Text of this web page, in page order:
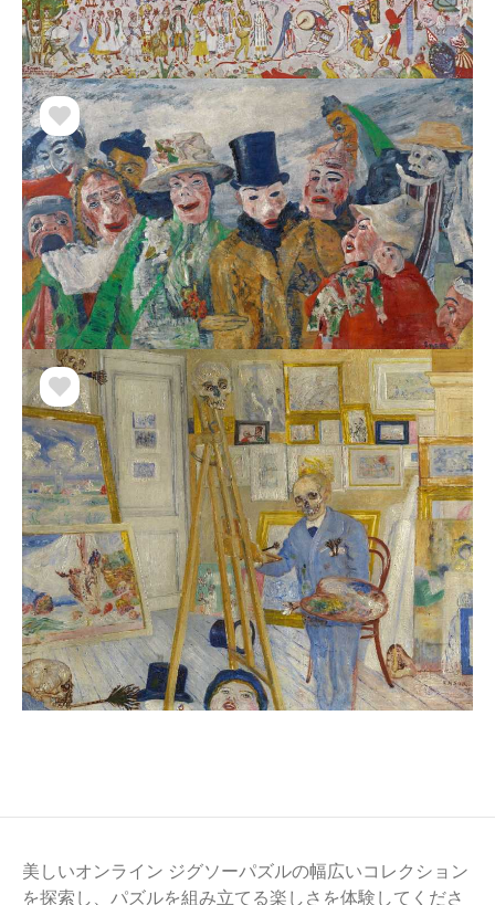
美しいオンライン ジグソーパズルの幅広いコレクション
を探索し、パズルを組み立てる楽しさを体験してくださ